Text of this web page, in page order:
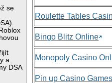
se
a
DSA
Roulette Tables
Bingo Blitz Online
Monopoly Casino
Pin up Casino